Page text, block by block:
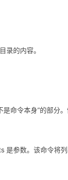
录的内容。
命令本身”的部分
是参数。该命令将